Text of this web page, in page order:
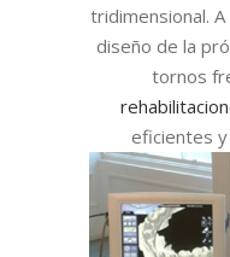
tridimensional.
diseño de la
tornos
eficientes